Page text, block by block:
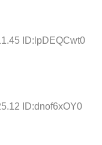
ID:lpDEQCwt0
ID:dnof6xOY0